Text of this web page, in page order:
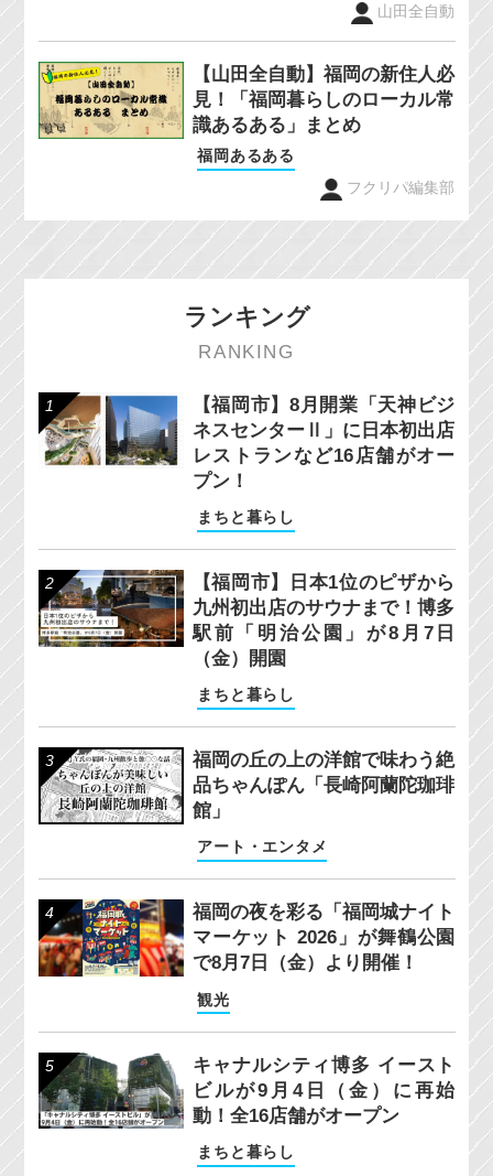
山田全自動
【山田全自動】福岡の新住人必
見！「福岡暮らしのローカル常
識あるある」まとめ
福岡あるある
フクリパ編集部
ランキング
RANKING
【福岡市】8月開業「天神ビジ
ネスセンターⅡ」に日本初出店
レストランなど16店舗がオー
プン！
まちと暮らし
【福岡市】日本1位のピザから
九州初出店のサウナまで！博多
駅前「明治公園」が8月7日
（金）開園
まちと暮らし
福岡の丘の上の洋館で味わう絶
品ちゃんぽん「長崎阿蘭陀珈琲
館」
アート・エンタメ
福岡の夜を彩る「福岡城ナイト
マーケット 2026」が舞鶴公園
で8月7日（金）より開催！
観光
キャナルシティ博多 イースト
ビルが9月4日（金）に再始
動！全16店舗がオープン
まちと暮らし